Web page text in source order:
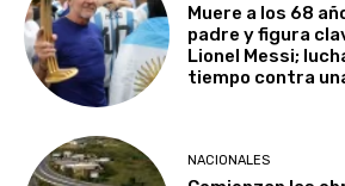
Muere a los 68
padre y figura
Lionel Messi;
tiempo contra
NACIONALES